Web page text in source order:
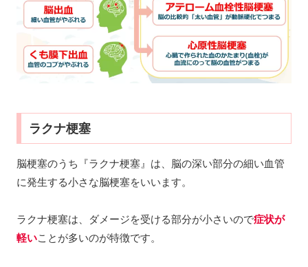
ラクナ梗塞
脳梗塞のうち『ラクナ梗塞』は、脳の深い部分の細い血管
に発生する小さな脳梗塞をいいます。
ラクナ梗塞は、ダメージを受ける部分が小さいので症状が
軽いことが多いのが特徴です。